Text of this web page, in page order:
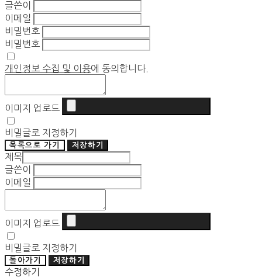
글쓴이
이메일
비밀번호
비밀번호
개인정보 수집 및 이용에 동의합니다.
이미지 업로드
비밀글로 지정하기
목록으로 가기 저장하기
제목
글쓴이
이메일
이미지 업로드
비밀글로 지정하기
돌아가기 저장하기
수정하기